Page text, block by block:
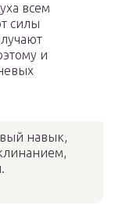
всем
силы
и
навык,